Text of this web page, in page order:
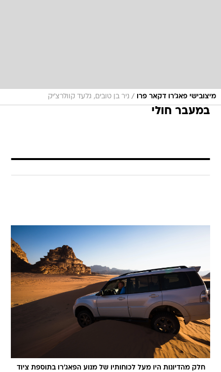
מיצובישי פאג'רו דקאר פרו / ניר בן טובים, גלעד קוולרצ'יק
במעבר חולי
חלק מהדיונות היו מעל לכוחותיו של מנוע הפאג'רו בתוספת ציוד